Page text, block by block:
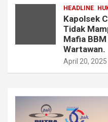
HEADLINE
Kapolsek
Tidak
Mafia
Wartawan.
April 20, 2025